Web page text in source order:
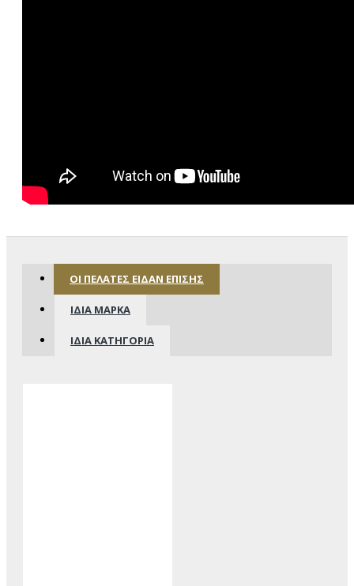
ΟΙ ΠΕΛΆΤΕΣ ΕΊΔΑΝ ΕΠΊΣΗΣ
ΊΔΙΑ ΜΆΡΚΑ
ΊΔΙΑ ΚΑΤΗΓΟΡΊΑ